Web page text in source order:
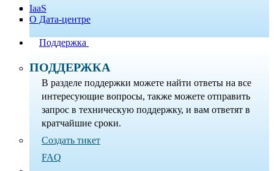
IaaS
О Дата-центре
Поддержка
ПОДДЕРЖКА
В разделе поддержки можете найти ответы на все
интересующие вопросы, также можете отправить
запрос в техническую поддержку, и вам ответят в
кратчайшие сроки.
Создать тикет
FAQ